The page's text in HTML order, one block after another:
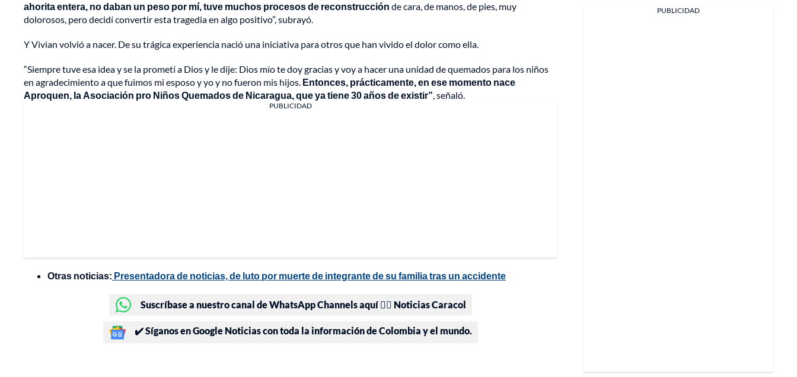
ahorita entera, no daban un peso por mí, tuve muchos procesos de reconstrucción de cara, de manos, de pies, muy
dolorosos, pero decidí convertir esta tragedia en algo positivo”, subrayó.
Y Vivian volvió a nacer. De su trágica experiencia nació una iniciativa para otros que han vivido el dolor como ella.
“Siempre tuve esa idea y se la prometí a Dios y le dije: Dios mío te doy gracias y voy a hacer una unidad de quemados para los niños
en agradecimiento a que fuimos mi esposo y yo y no fueron mis hijos. Entonces, prácticamente, en ese momento nace
Aproquen, la Asociación pro Niños Quemados de Nicaragua, que ya tiene 30 años de existir”, señaló.
PUBLICIDAD
Otras noticias: Presentadora de noticias, de luto por muerte de integrante de su familia tras un accidente
Suscríbase a nuestro canal de WhatsApp Channels aquí 👉🏻 Noticias Caracol
✔️ Síganos en Google Noticias con toda la información de Colombia y el mundo.
PUBLICIDAD